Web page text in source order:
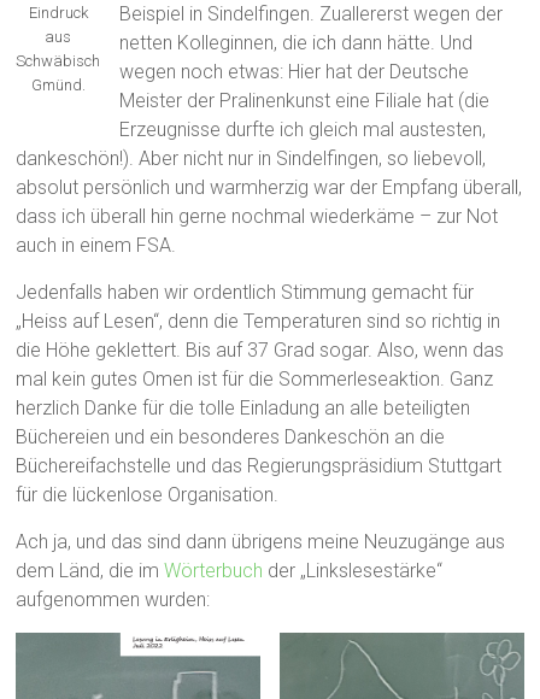
Eindruck
aus
Schwäbisch
Gmünd.
Beispiel in Sindelfingen. Zuallererst wegen der
netten Kolleginnen, die ich dann hätte. Und
wegen noch etwas: Hier hat der Deutsche
Meister der Pralinenkunst eine Filiale hat (die
Erzeugnisse durfte ich gleich mal austesten,
dankeschön!). Aber nicht nur in Sindelfingen, so liebevoll,
absolut persönlich und warmherzig war der Empfang überall,
dass ich überall hin gerne nochmal wiederkäme – zur Not
auch in einem FSA.
Jedenfalls haben wir ordentlich Stimmung gemacht für
„Heiss auf Lesen“, denn die Temperaturen sind so richtig in
die Höhe geklettert. Bis auf 37 Grad sogar. Also, wenn das
mal kein gutes Omen ist für die Sommerleseaktion. Ganz
herzlich Danke für die tolle Einladung an alle beteiligten
Büchereien und ein besonderes Dankeschön an die
Büchereifachstelle und das Regierungspräsidium Stuttgart
für die lückenlose Organisation.
Ach ja, und das sind dann übrigens meine Neuzugänge aus
dem Länd, die imWörterbuch der „Linkslesestärke“
aufgenommen wurden: